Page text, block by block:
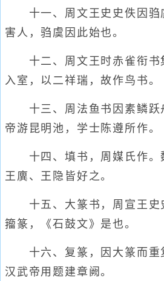
十一、周文王史史佚因驺
害人，驺虞因此始也。
十二、周文王时赤雀衔书
入室，以二祥瑞，故作鸟书。
十三、周法鱼书因素鳞跃
帝游昆明池，学士陈遵所作。
十四、填书，周媒氏作。
王廙、王隐皆好之。
十五、大篆书，周宣王史
籀篆，《石鼓文》是也。
十六、复篆，因大篆而重
汉武帝用题建章阙。